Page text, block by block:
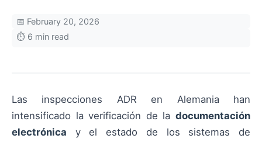
📅 February 20, 2026
⏱️ 6 min read
Las inspecciones ADR en Alemania han
intensificado la verificación de la documentación
electrónica y el estado de los sistemas de